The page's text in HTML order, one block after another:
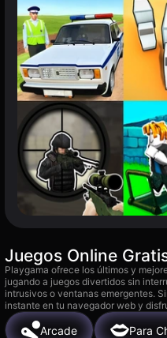
Juegos Online
Playgama ofrece los últimos y
jugando a juegos divertidos sin
intrusivos o ventanas emergentes.
instante en tu navegador web y
Arcade Para